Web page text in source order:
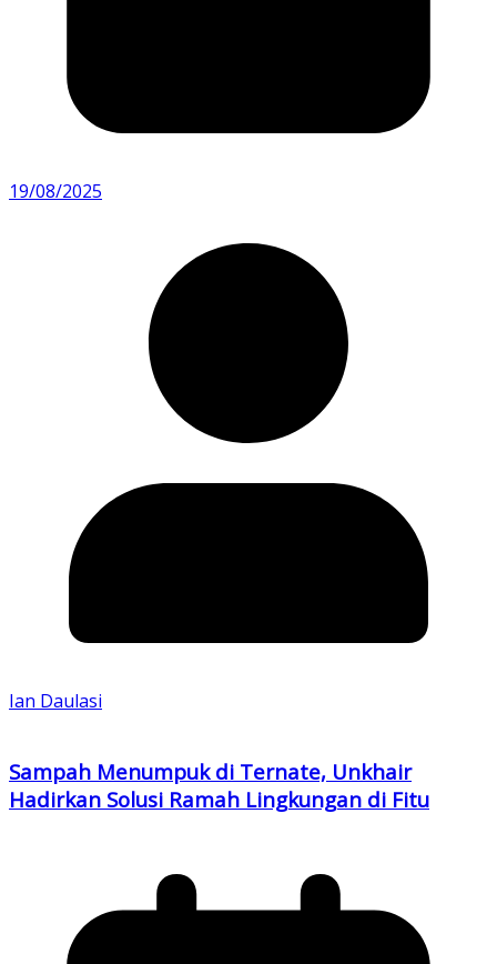
19/08/2025
Ian Daulasi
Sampah Menumpuk di Ternate, Unkhair
Hadirkan Solusi Ramah Lingkungan di Fitu